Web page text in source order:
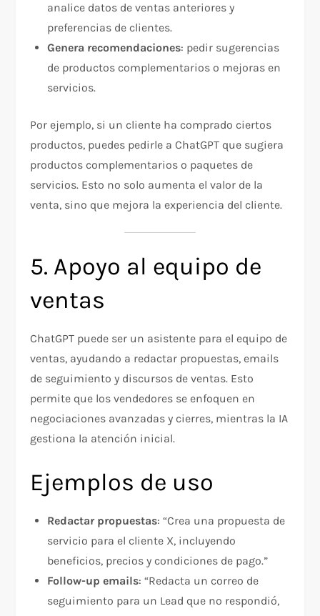
analice datos de ventas anteriores y
preferencias de clientes.
Genera recomendaciones: pedir sugerencias
de productos complementarios o mejoras en
servicios.
Por ejemplo, si un cliente ha comprado ciertos
productos, puedes pedirle a ChatGPT que sugiera
productos complementarios o paquetes de
servicios. Esto no solo aumenta el valor de la
venta, sino que mejora la experiencia del cliente.
5. Apoyo al equipo de
ventas
ChatGPT puede ser un asistente para el equipo de
ventas, ayudando a redactar propuestas, emails
de seguimiento y discursos de ventas. Esto
permite que los vendedores se enfoquen en
negociaciones avanzadas y cierres, mientras la IA
gestiona la atención inicial.
Ejemplos de uso
Redactar propuestas: “Crea una propuesta de
servicio para el cliente X, incluyendo
beneficios, precios y condiciones de pago.”
Follow-up emails: “Redacta un correo de
seguimiento para un Lead que no respondió,